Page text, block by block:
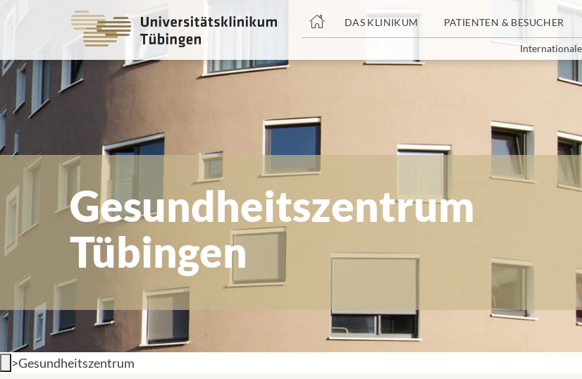
DAS KLINIKUM PATIENTEN & BESUCHER
Gesundheitszentrum
Tübingen
>Gesundheitszentrum